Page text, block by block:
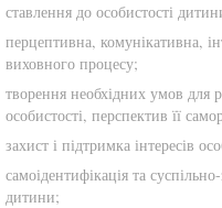
ставлення до особистості
перцептивна, комунікативна,
виховного процесу;
творення необхідних умов для
особистості, перспектив її
захист і підтримка інтересів
самоідентифікація та
дитини;